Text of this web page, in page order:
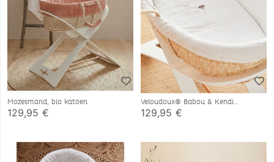
Mozesmand, bio katoen
129,95 €
Veloudoux® Babou & Kendi
draagmand, ecru
129,95 €